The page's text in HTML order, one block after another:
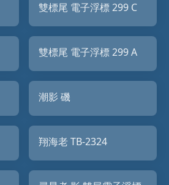
雙標尾 電子浮標 299 C
雙標尾 電子浮標 299 A
潮影 磯
翔海老 TB-2324